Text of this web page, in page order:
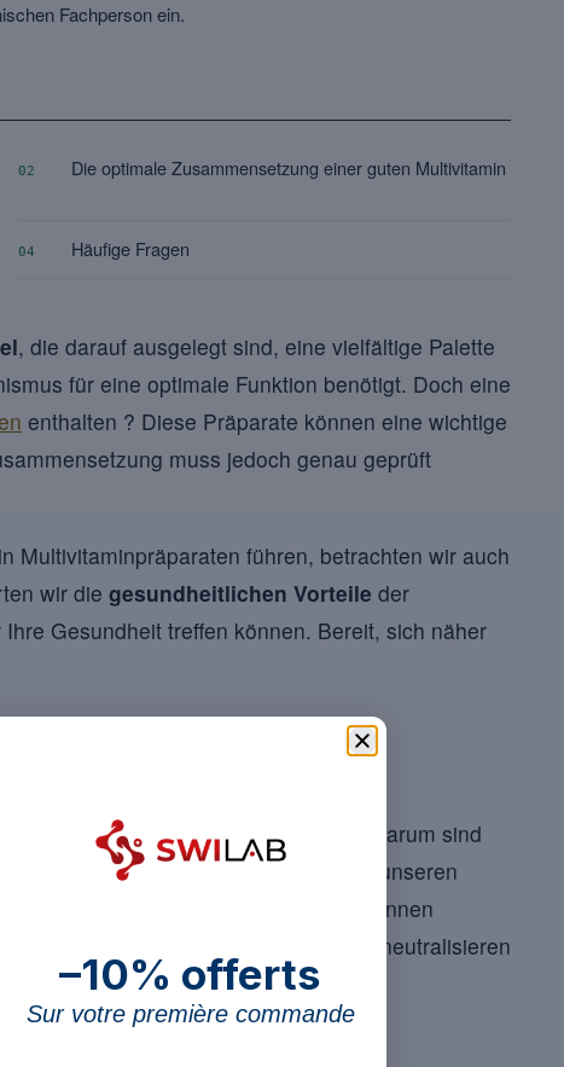
Fachperson ein.
02 Die optimale Zusammensetzung einer guten Multivitamin
04 Häufige Fragen
, die darauf ausgelegt sind, eine vielfältige Palette
für eine optimale Funktion benötigt. Doch eine
enthalten ? Diese Präparate können eine wichtige
muss jedoch genau geprüft
Multivitaminpräparaten führen, betrachten wir auch
wir die gesundheitlichen Vorteile der
Gesundheit treffen können. Bereit, sich näher
Erhalt unserer Zellgesundheit. Doch warum sind
jene instabilen Moleküle, die durch unseren
Umweltverschmutzung herrühren, können
die Antioxidantien ins Spiel : Sie neutralisieren
und seine schädlichen Folgen.
–10% offerts
Sur votre première commande